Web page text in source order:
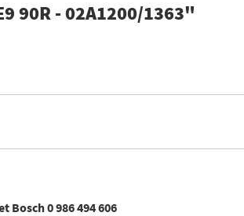
90R - 02A1200/1363"
Bosch 0 986 494 606